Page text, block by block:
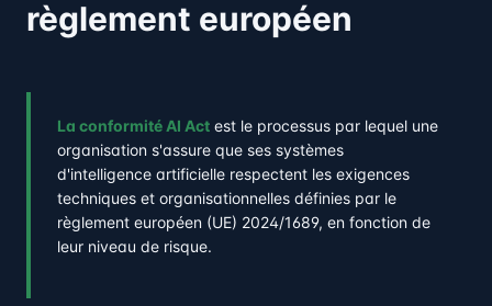
règlement européen
La conformité AI Act est le processus par lequel une
organisation s'assure que ses systèmes
d'intelligence artificielle respectent les exigences
techniques et organisationnelles définies par le
règlement européen (UE) 2024/1689, en fonction de
leur niveau de risque.